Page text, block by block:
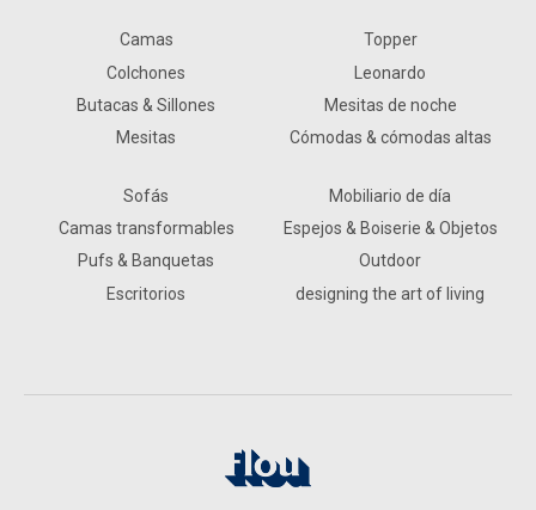
Camas
Colchones
Butacas & Sillones
Mesitas
Topper
Leonardo
Mesitas de noche
Cómodas & cómodas altas
Sofás
Camas transformables
Pufs & Banquetas
Escritorios
Mobiliario de día
Espejos & Boiserie & Objetos
Outdoor
designing the art of living